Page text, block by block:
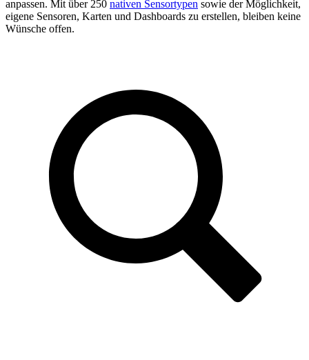
anpassen. Mit über 250 nativen Sensortypen sowie der Möglichkeit,
eigene Sensoren, Karten und Dashboards zu erstellen, bleiben keine
Wünsche offen.